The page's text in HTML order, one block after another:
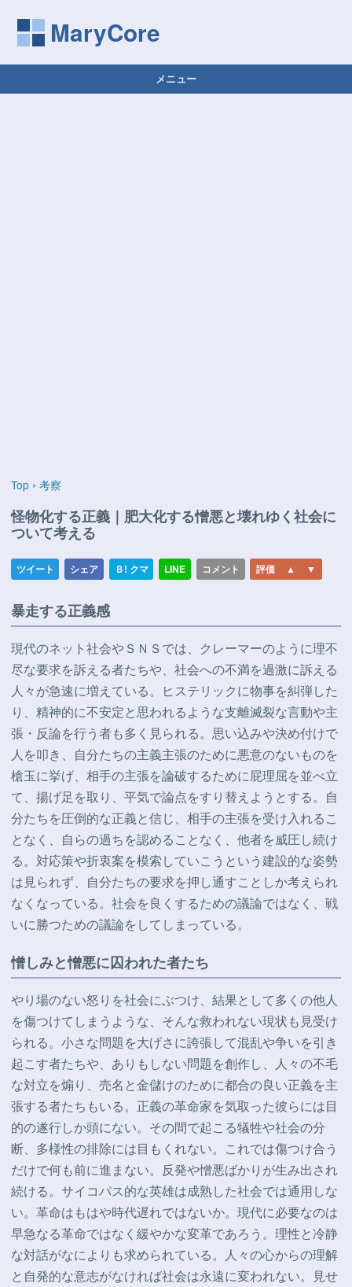
MaryCore
メニュー
コンテンツへ移動
Top › 考察
怪物化する正義｜肥大化する憎悪と壊れゆく社会に
ついて考える
暴走する正義感
現代のネット社会やＳＮＳでは、クレーマーのように理不
尽な要求を訴える者たちや、社会への不満を過激に訴える
人々が急速に増えている。ヒステリックに物事を糾弾した
り、精神的に不安定と思われるような支離滅裂な言動や主
張・反論を行う者も多く見られる。思い込みや決め付けで
人を叩き、自分たちの主義主張のために悪意のないものを
槍玉に挙げ、相手の主張を論破するために屁理屈を並べ立
て、揚げ足を取り、平気で論点をすり替えようとする。自
分たちを圧倒的な正義と信じ、相手の主張を受け入れるこ
となく、自らの過ちを認めることなく、他者を威圧し続け
る。対応策や折衷案を模索していこうという建設的な姿勢
は見られず、自分たちの要求を押し通すことしか考えられ
なくなっている。社会を良くするための議論ではなく、戦
いに勝つための議論をしてしまっている。
憎しみと憎悪に囚われた者たち
やり場のない怒りを社会にぶつけ、結果として多くの他人
を傷つけてしまうような、そんな救われない現状も見受け
られる。 小さな問題を大げさに誇張して混乱や争いを引き
起こす者たちや、ありもしない問題を創作し、人々の不毛
な対立を煽り、売名と金儲けのために都合の良い正義を主
張する者たちもいる。正義の革命家を気取った彼らには目
的の遂行しか頭にない。その間で起こる犠牲や社会の分
断、多様性の排除には目もくれない。これでは傷つけ合う
だけで何も前に進まない。反発や憎悪ばかりが生み出され
続ける。 サイコパス的な英雄は成熟した社会では通用しな
い。革命はもはや時代遅れではないか。現代に必要なのは
早急なる革命ではなく緩やかな変革であろう。理性と冷静
な対話がなによりも求められている。人々の心からの理解
と自発的な意志がなければ社会は永遠に変われない。見せ